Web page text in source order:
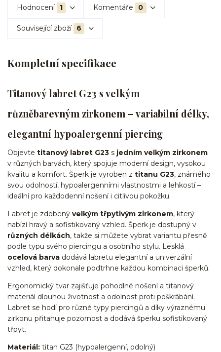
Hodnocení 1 Komentáře 0
Související zboží 6
Kompletní specifikace
Titanový labret G23 s velkým
různěbarevným zirkonem – variabilní délky,
elegantní hypoalergenní piercing
Objevte titanový labret G23 s jedním velkým zirkonem
v různých barvách, který spojuje moderní design, vysokou
kvalitu a komfort. Šperk je vyroben z titanu G23, známého
svou odolností, hypoalergenními vlastnostmi a lehkostí –
ideální pro každodenní nošení i citlivou pokožku.
Labret je zdobený velkým třpytivým zirkonem, který
nabízí hravý a sofistikovaný vzhled. Šperk je dostupný v
různých délkách, takže si můžete vybrat variantu přesně
podle typu svého piercingu a osobního stylu. Lesklá
ocelová barva dodává labretu elegantní a univerzální
vzhled, který dokonale podtrhne každou kombinaci šperků.
Ergonomický tvar zajišťuje pohodlné nošení a titanový
materiál dlouhou životnost a odolnost proti poškrábání.
Labret se hodí pro různé typy piercingů a díky výraznému
zirkonu přitahuje pozornost a dodává šperku sofistikovaný
třpyt.
Materiál: titan G23 (hypoalergenní, odolný)